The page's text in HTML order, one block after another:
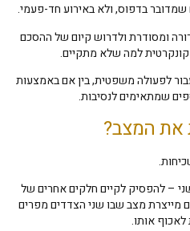
בדפוס, ולא באירוע חד-פעמי.
ומסודרת ולדרוש קיום של ההסכם
למה שלא מתקיים.
לפעולה משפטית, בין אם באמצעות
שמתאימים לנסיבות.
את המצב?
– להפסיק לקיים חלקים אחרים של
מייצרת מצב שבו שני הצדדים מפרים
אותו.